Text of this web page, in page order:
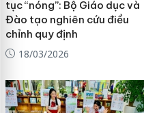
tục “nóng”: Bộ Giáo dục và
Đào tạo nghiên cứu điều
chỉnh quy định
18/03/2026